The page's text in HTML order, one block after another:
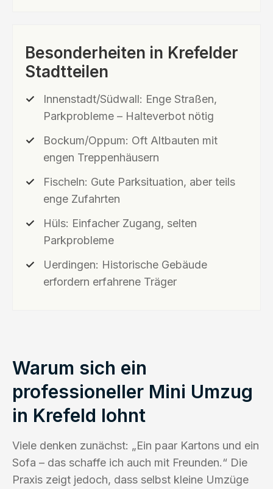
Besonderheiten in Krefelder
Stadtteilen
Innenstadt/Südwall: Enge Straßen,
Parkprobleme – Halteverbot nötig
Bockum/Oppum: Oft Altbauten mit
engen Treppenhäusern
Fischeln: Gute Parksituation, aber teils
enge Zufahrten
Hüls: Einfacher Zugang, selten
Parkprobleme
Uerdingen: Historische Gebäude
erfordern erfahrene Träger
Warum sich ein
professioneller Mini Umzug
in Krefeld lohnt
Viele denken zunächst: „Ein paar Kartons und ein
Sofa – das schaffe ich auch mit Freunden.“ Die
Praxis zeigt jedoch, dass selbst kleine Umzüge